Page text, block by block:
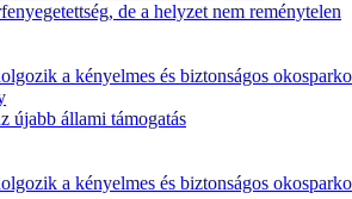
de a helyzet nem reménytelen
a kényelmes és biztonságos
újabb állami támogatás
a kényelmes és biztonságos